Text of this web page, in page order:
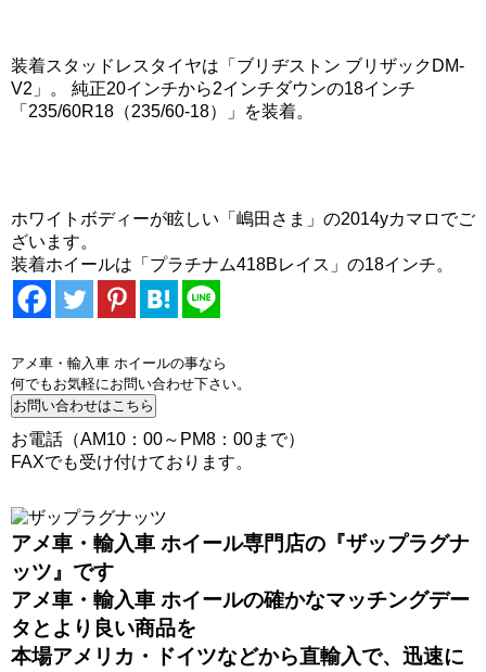
装着スタッドレスタイヤは「ブリヂストン ブリザックDM-
V2」。 純正20インチから2インチダウンの18インチ
「235/60R18（235/60-18）」を装着。
ホワイトボディーが眩しい「嶋田さま」の2014yカマロでご
ざいます。
装着ホイールは「プラチナム418Bレイス」の18インチ。
アメ車・輸入車 ホイールの事なら
何でもお気軽にお問い合わせ下さい。
お電話（AM10：00～PM8：00まで）
FAXでも受け付けております。
アメ車・輸入車 ホイール専門店の『ザップラグナ
ッツ』です
アメ車・輸入車 ホイールの確かなマッチングデー
タとより良い商品を
本場アメリカ・ドイツなどから直輸入で、迅速に